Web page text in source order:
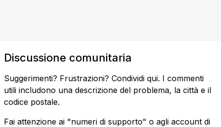
Discussione comunitaria
Suggerimenti? Frustrazioni? Condividi qui. I commenti
utili includono una descrizione del problema, la città e il
codice postale.
Fai attenzione ai "numeri di supporto" o agli account di